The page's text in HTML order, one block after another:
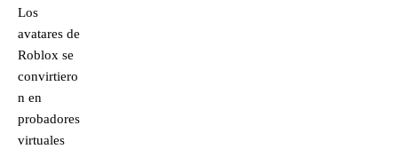
Los
avatares de
Roblox se
convirtiero
n en
probadores
virtuales